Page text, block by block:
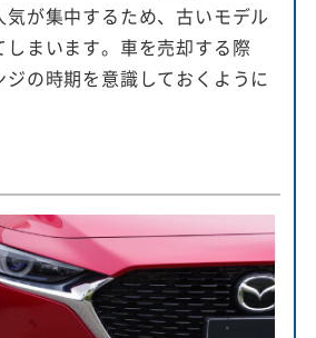
が集中するため、古いモデル
しまいます。車を売却する際
ジの時期を意識しておくように